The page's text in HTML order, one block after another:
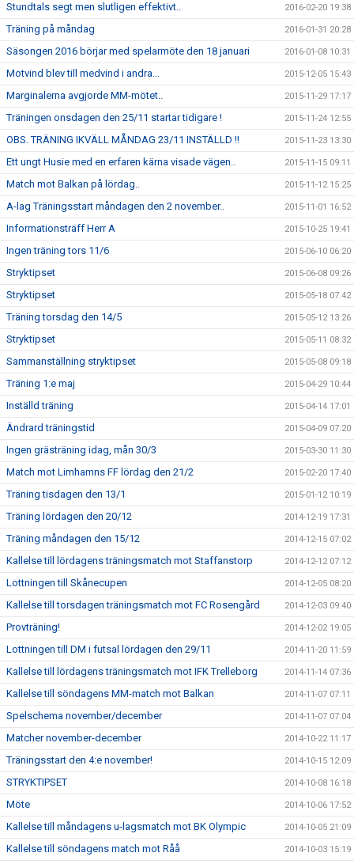
Stundtals segt men slutligen effektivt.. 2016-02-20 19:38
Träning på måndag 2016-01-31 20:28
Säsongen 2016 börjar med spelarmöte den 18 januari 2016-01-08 10:31
Motvind blev till medvind i andra... 2015-12-05 15:43
Marginalerna avgjorde MM-mötet.. 2015-11-29 17:17
Träningen onsdagen den 25/11 startar tidigare ! 2015-11-24 12:55
OBS. TRÄNING IKVÄLL MÅNDAG 23/11 INSTÄLLD !! 2015-11-23 13:30
Ett ungt Husie med en erfaren kärna visade vägen.. 2015-11-15 09:11
Match mot Balkan på lördag.. 2015-11-12 15:25
A-lag Träningsstart måndagen den 2 november.. 2015-11-01 16:52
Informationsträff Herr A 2015-10-25 19:41
Ingen träning tors 11/6 2015-06-10 06:20
Stryktipset 2015-06-08 09:26
Stryktipset 2015-05-18 07:42
Träning torsdag den 14/5 2015-05-12 13:26
Stryktipset 2015-05-11 08:32
Sammanställning stryktipset 2015-05-08 09:18
Träning 1:e maj 2015-04-29 10:44
Inställd träning 2015-04-14 17:01
Ändrard träningstid 2015-04-09 07:20
Ingen grästräning idag, mån 30/3 2015-03-30 11:30
Match mot Limhamns FF lördag den 21/2 2015-02-20 17:40
Träning tisdagen den 13/1 2015-01-12 10:19
Träning lördagen den 20/12 2014-12-19 17:31
Träning måndagen den 15/12 2014-12-15 07:02
Kallelse till lördagens träningsmatch mot Staffanstorp 2014-12-12 07:12
Lottningen till Skånecupen 2014-12-05 08:20
Kallelse till torsdagen träningsmatch mot FC Rosengård 2014-12-03 09:40
Provträning! 2014-12-02 19:05
Lottningen till DM i futsal lördagen den 29/11 2014-11-20 11:59
Kallelse till lördagens träningsmatch mot IFK Trelleborg 2014-11-14 07:36
Kallelse till söndagens MM-match mot Balkan 2014-11-07 07:11
Spelschema november/december 2014-11-07 07:04
Matcher november-december 2014-10-22 11:17
Träningsstart den 4:e november! 2014-10-15 12:09
STRYKTIPSET 2014-10-08 16:18
Möte 2014-10-06 17:52
Kallelse till måndagens u-lagsmatch mot BK Olympic 2014-10-05 21:09
Kallelse till söndagens match mot Råå 2014-10-03 15:19